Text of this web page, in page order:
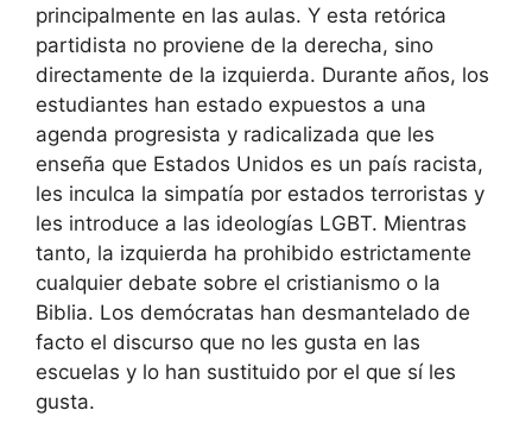
principalmente en las aulas. Y esta retórica
partidista no proviene de la derecha, sino
directamente de la izquierda. Durante años, los
estudiantes han estado expuestos a una
agenda progresista y radicalizada que les
enseña que Estados Unidos es un país racista,
les inculca la simpatía por estados terroristas y
les introduce a las ideologías LGBT. Mientras
tanto, la izquierda ha prohibido estrictamente
cualquier debate sobre el cristianismo o la
Biblia. Los demócratas han desmantelado de
facto el discurso que no les gusta en las
escuelas y lo han sustituido por el que sí les
gusta.